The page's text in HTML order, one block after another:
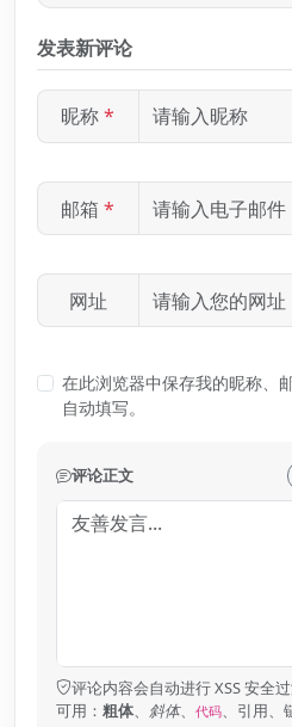
发表新评论
昵称*
邮箱*
网址
在此浏览器中保存我的昵称、
自动填写。
评论正文
评论内容会自动进行 XSS 安全
可用： 粗体、 斜体、 代码、引用、